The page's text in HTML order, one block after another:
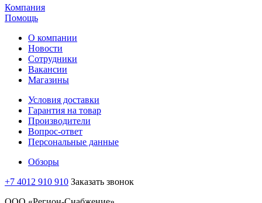
Компания
Помощь
О компании
Новости
Сотрудники
Вакансии
Магазины
Условия доставки
Гарантия на товар
Производители
Вопрос-ответ
Персональные данные
Обзоры
+7 4012 910 910 Заказать звонок